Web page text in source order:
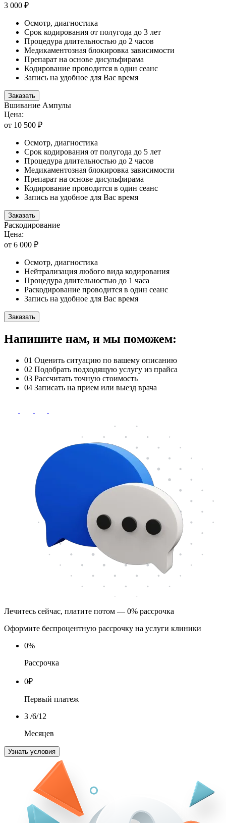
3 000 ₽
Осмотр, диагностика
Срок кодирования от полугода до 3 лет
Процедура длительностью до 2 часов
Медикаментозная блокировка зависимости
Препарат на основе дисульфирама
Кодирование проводится в один сеанс
Запись на удобное для Вас время
Заказать
Вшивание Ампулы
Цена:
от 10 500 ₽
Осмотр, диагностика
Срок кодирования от полугода до 5 лет
Процедура длительностью до 2 часов
Медикаментозная блокировка зависимости
Препарат на основе дисульфирама
Кодирование проводится в один сеанс
Запись на удобное для Вас время
Заказать
Раскодирование
Цена:
от 6 000 ₽
Осмотр, диагностика
Нейтрализация любого вида кодирования
Процедура длительностью до 1 часа
Раскодирование проводится в один сеанс
Запись на удобное для Вас время
Заказать
Напишите нам, и мы поможем:
01 Оценить ситуацию по вашему описанию
02 Подобрать подходящую услугу из прайса
03 Рассчитать точную стоимость
04 Записать на прием или выезд врача
Лечитесь сейчас, платите потом — 0% рассрочка
Оформите беспроцентную рассрочку на услуги клиники
0%
Рассрочка
0₽
Первый платеж
3 /6/12
Месяцев
Узнать условия